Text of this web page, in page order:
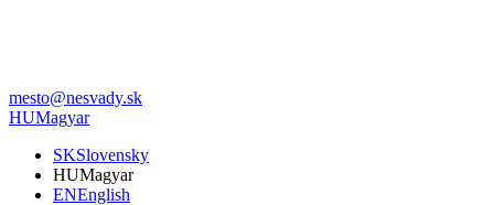
mesto@nesvady.sk
HUMagyar
SKSlovensky
HUMagyar
ENEnglish